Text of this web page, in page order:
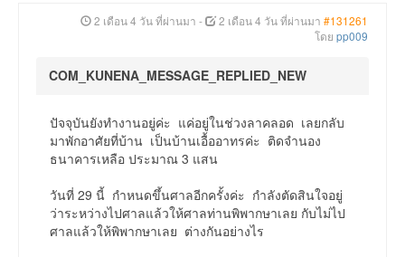
2 เดือน 4 วัน ที่ผ่านมา - 2 เดือน 4 วัน ที่ผ่านมา #131261
โดย pp009
COM_KUNENA_MESSAGE_REPLIED_NEW
ปัจจุบันยังทำงานอยู่ค่ะ แค่อยู่ในช่วงลาคลอด เลยกลับ
มาพักอาศัยที่บ้าน เป็นบ้านเอื้ออาทรค่ะ ติดจำนอง
ธนาคารเหลือ ประมาณ 3 แสน
วันที่ 29 นี้ กำหนดขึ้นศาลอีกครั้งค่ะ กำลังตัดสินใจอยู่
ว่าระหว่างไปศาลแล้วให้ศาลท่านพิพากษาเลย กับไม่ไป
ศาลแล้วให้พิพากษาเลย ต่างกันอย่างไร